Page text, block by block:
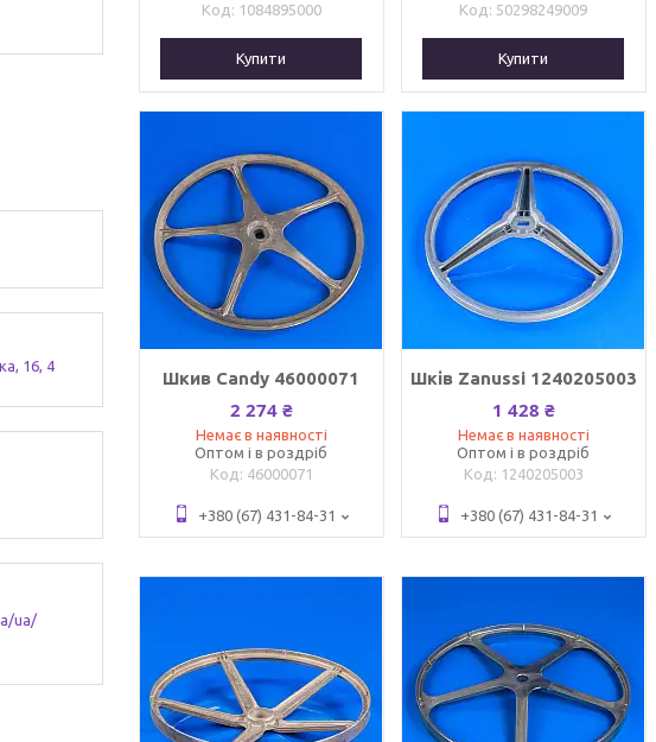
1084895000
Купити
50298249009
Купити
Шкив Candy 46000071
2 274 ₴
Немає в наявності
Оптом і в роздріб
46000071
+380 (67) 431-84-31
Шків Zanussi 1240205003
1 428 ₴
Немає в наявності
Оптом і в роздріб
1240205003
+380 (67) 431-84-31
16, 4
ua/